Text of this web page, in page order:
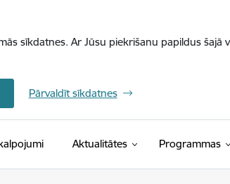
sīkdatnes. Ar Jūsu piekrišanu papildus
Pārvaldīt sīkdatnes
Aktualitātes Programmas